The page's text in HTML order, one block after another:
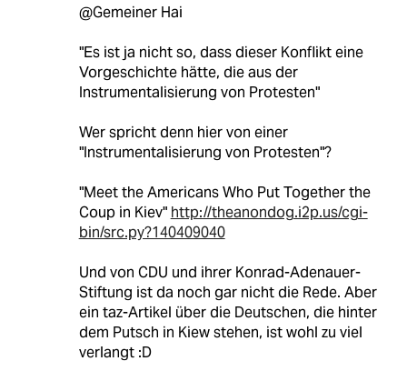
@Gemeiner Hai
"Es ist ja nicht so, dass dieser Konflikt eine
Vorgeschichte hätte, die aus der
Instrumentalisierung von Protesten"
Wer spricht denn hier von einer
"Instrumentalisierung von Protesten"?
"Meet the Americans Who Put Together the
Coup in Kiev" http://theanondog.i2p.us/cgi-
bin/src.py?140409040
Und von CDU und ihrer Konrad-Adenauer-
Stiftung ist da noch gar nicht die Rede. Aber
ein taz-Artikel über die Deutschen, die hinter
dem Putsch in Kiew stehen, ist wohl zu viel
verlangt :D